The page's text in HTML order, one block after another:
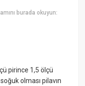
burada okuyun:
pirince 1,5 ölçü
olması pilavın